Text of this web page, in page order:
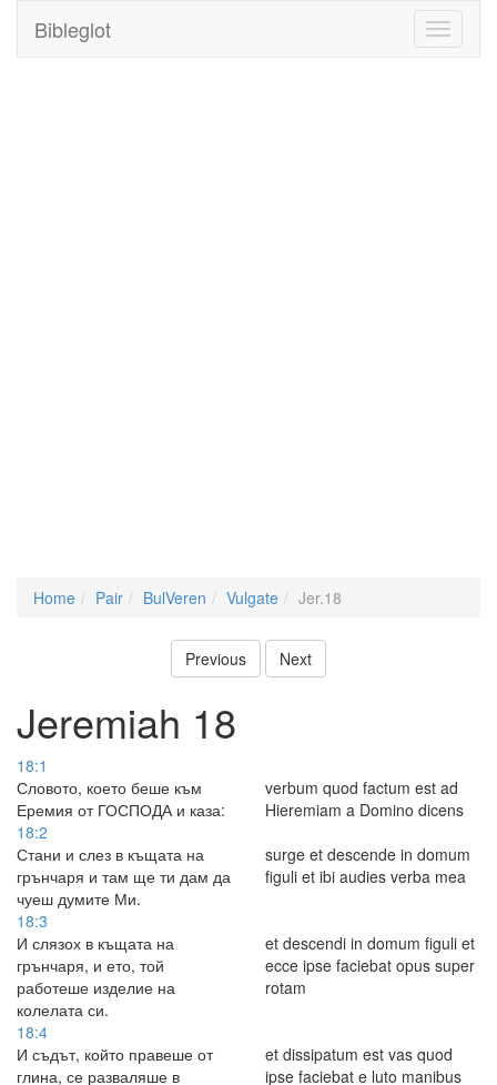
Toggle
Bibleglot
Home Pair BulVeren Vulgate Jer.18
Previous Next
Jeremiah 18
18:1
Словото, което беше към
Еремия от ГОСПОДА и каза:
verbum quod factum est ad
Hieremiam a Domino dicens
18:2
Стани и слез в къщата на
грънчаря и там ще ти дам да
чуеш думите Ми.
surge et descende in domum
figuli et ibi audies verba mea
18:3
И слязох в къщата на
грънчаря, и ето, той
работеше изделие на
колелата си.
et descendi in domum figuli et
ecce ipse faciebat opus super
rotam
18:4
И съдът, който правеше от
глина, се разваляше в
et dissipatum est vas quod
ipse faciebat e luto manibus